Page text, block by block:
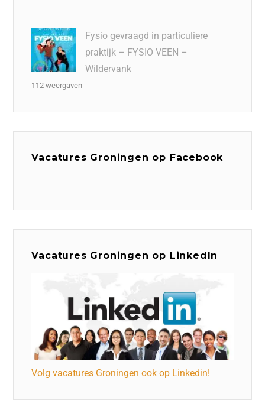
Fysio gevraagd in particuliere
praktijk – FYSIO VEEN –
Wildervank
112 weergaven
Vacatures Groningen op Facebook
Vacatures Groningen op LinkedIn
Volg vacatures Groningen ook op Linkedin!